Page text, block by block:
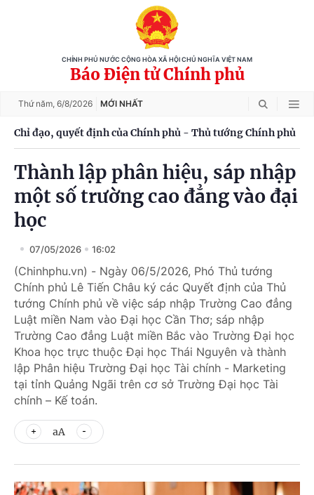
CHÍNH PHỦ NƯỚC CỘNG HÒA XÃ HỘI CHỦ NGHĨA VIỆT NAM
Báo Điện tử Chính phủ
Thứ năm, 6/8/2026 MỚI NHẤT
Chỉ đạo, quyết định của Chính phủ - Thủ tướng Chính phủ
Thành lập phân hiệu, sáp nhập
một số trường cao đẳng vào đại
học
07/05/2026 16:02
(Chinhphu.vn) - Ngày 06/5/2026, Phó Thủ tướng
Chính phủ Lê Tiến Châu ký các Quyết định của Thủ
tướng Chính phủ về việc sáp nhập Trường Cao đẳng
Luật miền Nam vào Đại học Cần Thơ; sáp nhập
Trường Cao đẳng Luật miền Bắc vào Trường Đại học
Khoa học trực thuộc Đại học Thái Nguyên và thành
lập Phân hiệu Trường Đại học Tài chính - Marketing
tại tỉnh Quảng Ngãi trên cơ sở Trường Đại học Tài
chính – Kế toán.
aA